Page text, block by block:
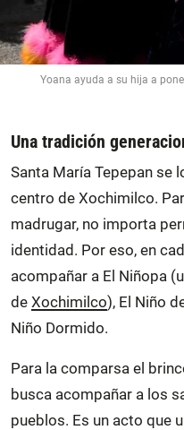
Yoana ayuda a su hija a
Una tradición
Santa María Tepepan se
centro de Xochimilco.
madrugar, no importa
identidad. Por eso, en
acompañar a El Niñopa
de Xochimilco), El Niño
Niño Dormido.
Para la comparsa el
busca acompañar a los
pueblos. Es un acto que